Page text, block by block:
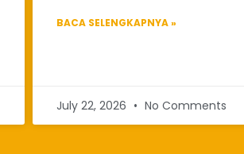
BACA SELENGKAPNYA »
July 22, 2026 No Comments